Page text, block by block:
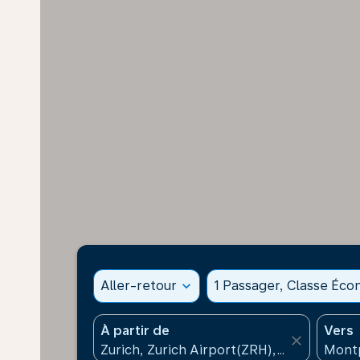
Aller-retour expand_more 1 Passager, Classe
À partir de
close
Vers